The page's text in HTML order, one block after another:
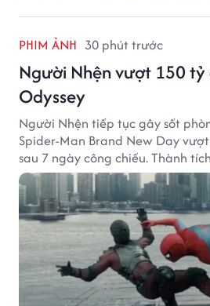
PHIM ẢNH 30 phút trước
Người Nhện vượt 150 tỷ
Odyssey
Người Nhện tiếp tục gây sốt
Spider-Man Brand New Day
sau 7 ngày công chiếu. Thành
của Tom Holland tạo khoảng
Odyssey trên đường đua doanh